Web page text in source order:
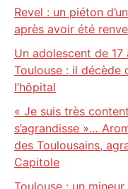
Revel : un piéton
après avoir été
Un adolescent de 17
Toulouse : il décède
l’hôpital
« Je suis très
s’agrandisse »…
des Toulousains,
Capitole
Toulouse : un